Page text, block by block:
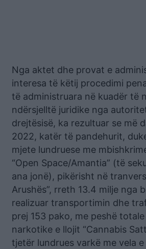
Nga aktet dhe provat e
interesa të këtij procedimi
të administruara në kuadër të
ndërsjelltë juridike nga
drejtësisë, ka rezultuar se më
2022, katër të pandehurit,
mjete lundruese me
“Open Space/Amantia” (të
ana jonë), pikërisht në
Arushës”, rreth 13.4 milje nga
realizuar transportimin dhe
prej 153 pako, me peshë
narkotike e llojit “Cannabis
tjetër lundrues varkë me vela